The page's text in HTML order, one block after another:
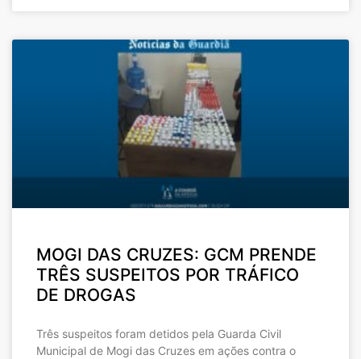
MOGI DAS CRUZES: GCM PRENDE
TRÊS SUSPEITOS POR TRÁFICO
DE DROGAS
Três suspeitos foram detidos pela Guarda Civil
Municipal de Mogi das Cruzes em ações contra o